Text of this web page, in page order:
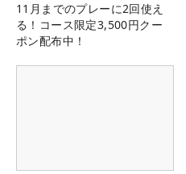
11月までのプレーに2回使え
る！コース限定3,500円クー
ポン配布中！